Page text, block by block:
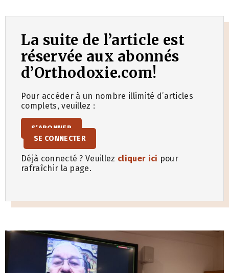
La suite de l’article est
réservée aux abonnés
d’Orthodoxie.com!
Pour accéder à un nombre illimité d’articles
complets, veuillez :
S’ABONNER
SE CONNECTER
Déjà connecté ? Veuillez cliquer ici pour
rafraîchir la page.